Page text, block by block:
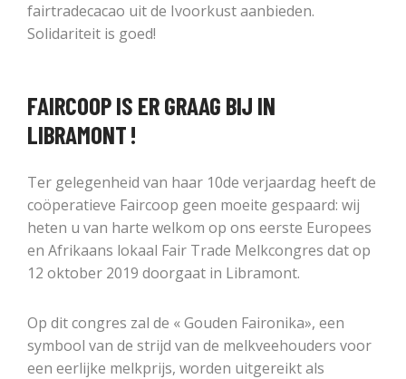
fairtradecacao uit de Ivoorkust aanbieden.
Solidariteit is goed!
FAIRCOOP IS ER GRAAG BIJ IN
LIBRAMONT !
Ter gelegenheid van haar 10de verjaardag heeft de
coöperatieve Faircoop geen moeite gespaard: wij
heten u van harte welkom op ons eerste Europees
en Afrikaans lokaal Fair Trade Melkcongres dat op
12 oktober 2019 doorgaat in Libramont.
Op dit congres zal de « Gouden Faironika», een
symbool van de strijd van de melkveehouders voor
een eerlijke melkprijs, worden uitgereikt als